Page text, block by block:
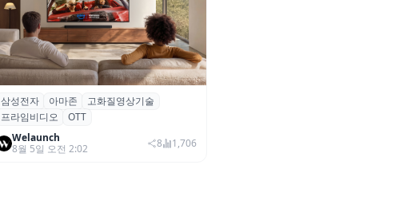
삼성전자·아마존, 프라임 비디오에
‘HDR10+ 어드밴스드’ 적용
삼성전자 아마존
고화질영상기술
프라임비디오
OTT
Welaunch
8월 5일 오전 2:02
8 1,706